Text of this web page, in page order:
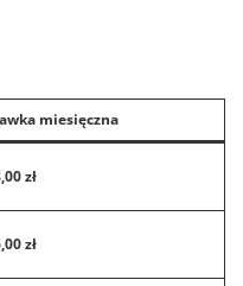
miesięczna
zł
zł